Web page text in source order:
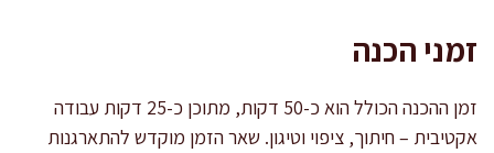
זמני הכנה
זמן ההכנה הכולל הוא כ-50 דקות, מתוכן כ-25 דקות עבודה
אקטיבית – חיתוך, ציפוי וטיגון. שאר הזמן מוקדש להתארגנות